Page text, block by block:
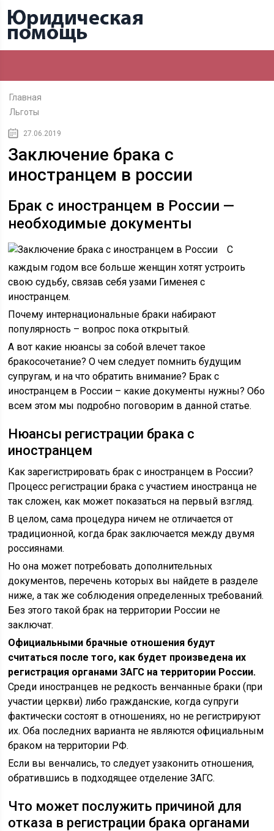
Главная
Льготы
27.06.2019
Заключение брака с
иностранцем в россии
Брак с иностранцем в России —
необходимые документы
С
каждым годом все больше женщин хотят устроить
свою судьбу, связав себя узами Гименея с
иностранцем.
Почему интернациональные браки набирают
популярность – вопрос пока открытый.
А вот какие нюансы за собой влечет такое
бракосочетание? О чем следует помнить будущим
супругам, и на что обратить внимание? Брак с
иностранцем в России – какие документы нужны? Обо
всем этом мы подробно поговорим в данной статье.
Нюансы регистрации брака с
иностранцем
Как зарегистрировать брак с иностранцем в России?
Процесс регистрации брака с участием иностранца не
так сложен, как может показаться на первый взгляд.
В целом, сама процедура ничем не отличается от
традиционной, когда брак заключается между двумя
россиянами.
Но она может потребовать дополнительных
документов, перечень которых вы найдете в разделе
ниже, а так же соблюдения определенных требований.
Без этого такой брак на территории России не
заключат.
Официальными брачные отношения будут
считаться после того, как будет произведена их
регистрация органами ЗАГС на территории России.
Среди иностранцев не редкость венчанные браки (при
участии церкви) либо гражданские, когда супруги
фактически состоят в отношениях, но не регистрируют
их. Оба последних варианта не являются официальным
браком на территории РФ.
Если вы венчались, то следует узаконить отношения,
обратившись в подходящее отделение ЗАГС.
Что может послужить причиной для
отказа в регистрации брака органами